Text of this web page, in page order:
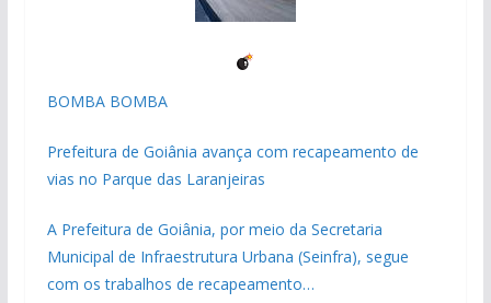
BOMBA BOMBA
Prefeitura de Goiânia avança com recapeamento de
vias no Parque das Laranjeiras
A Prefeitura de Goiânia, por meio da Secretaria
Municipal de Infraestrutura Urbana (Seinfra), segue
com os trabalhos de recapeamento…